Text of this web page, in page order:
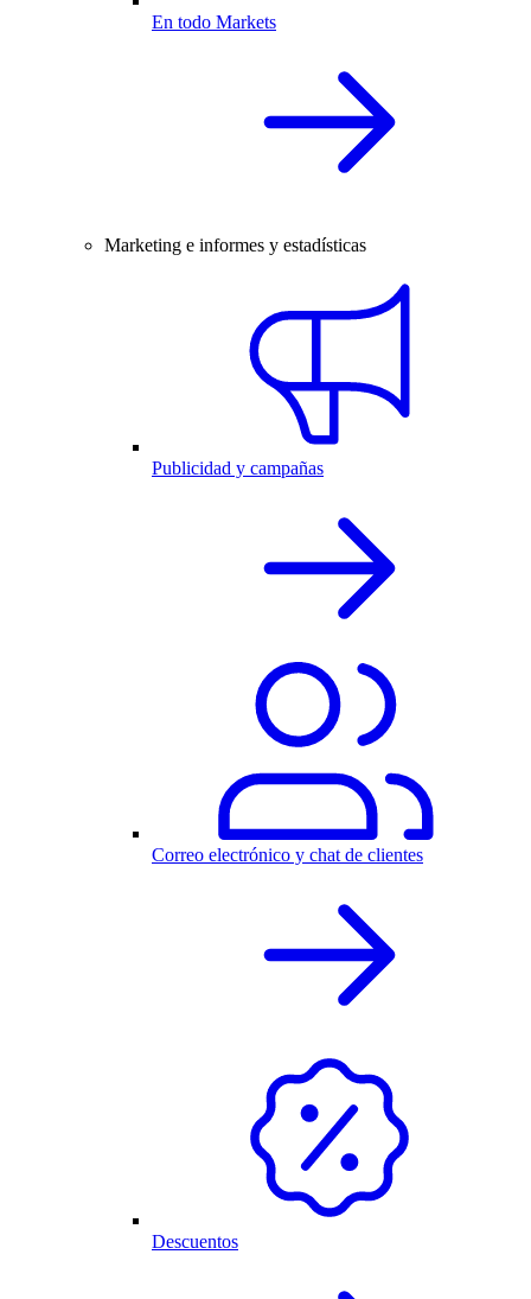
En todo Markets
Marketing e informes y estadísticas
Publicidad y campañas
Correo electrónico y chat de clientes
Descuentos